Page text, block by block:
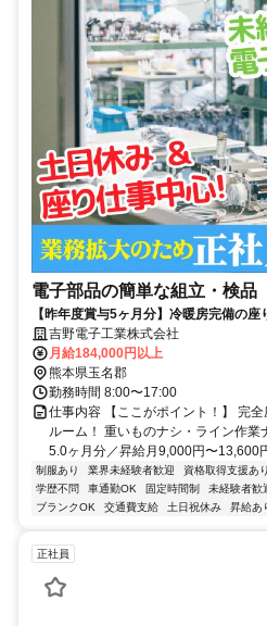
電子部品の簡単な組立・検品
【昨年度賞与5ヶ月分】冷暖房完備の
立・検査／賞与5ヶ月・土日休み
吉野電子工業株式会社
月給184,000円以上
熊本県玉名郡
勤務時間 8:00〜17:00
仕事内容 【ここがポイント！】 完
ルーム！ 重いものナシ・ライン作
5.0ヶ月分／昇給月9,000円〜13,600
制服あり 業界未経験者歓迎 資格取得支援あり
学歴不問
車通勤OK 固定時間制 未経験者歓
ブランクOK
交通費支給 土日祝休み 昇給あ
正社員